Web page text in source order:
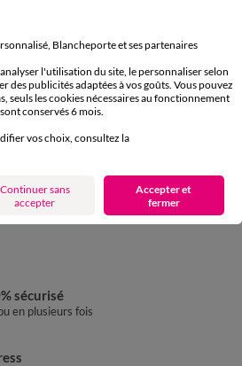
57 fils/cm²
10,99 €
899013 à partir de
de Linge de lit enfant
Parure de lit enfant
sécurisé
en plusieurs fois
Blancheporte et ses partenaires
l'utilisation du site, le personnaliser selon
des publicités adaptées à vos goûts. Vous pouvez
seuls les cookies nécessaires au fonctionnement
conservés 6 mois.
vos choix, consultez la
Continuer sans
accepter
Accepter et
fermer